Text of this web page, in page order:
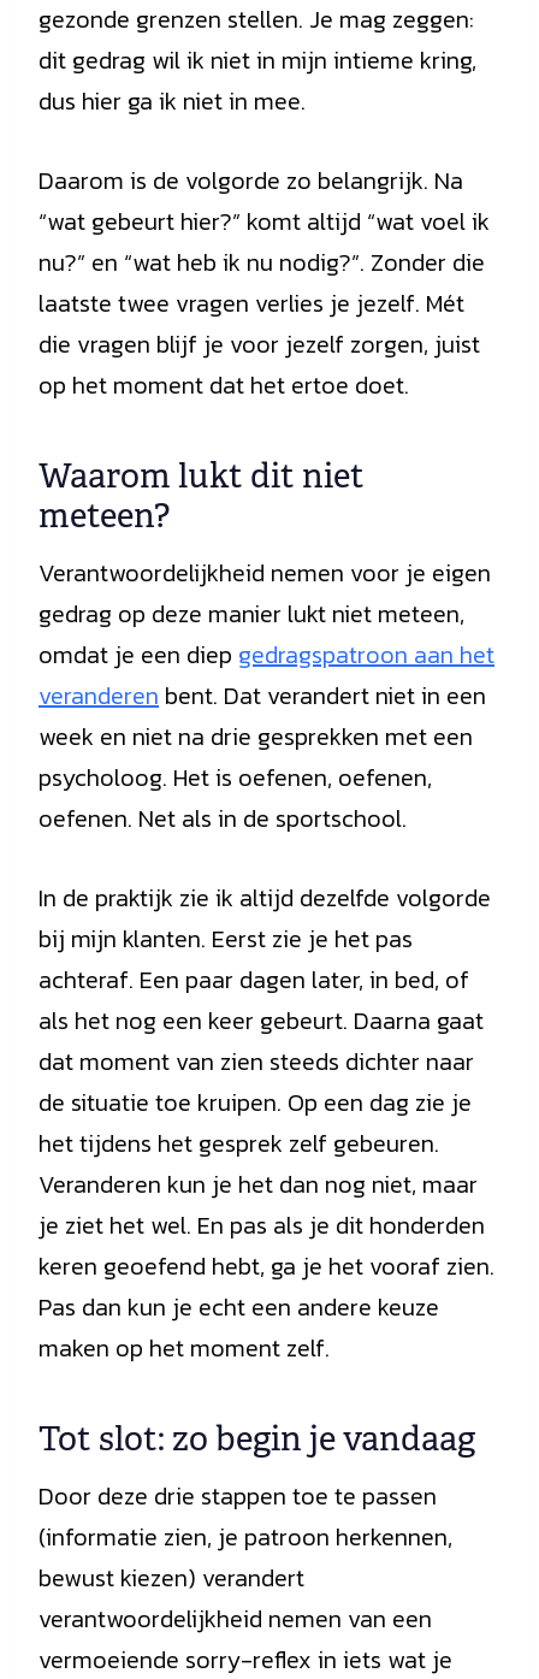
gezonde grenzen stellen. Je mag zeggen:
dit gedrag wil ik niet in mijn intieme kring,
dus hier ga ik niet in mee.
Daarom is de volgorde zo belangrijk. Na
“wat gebeurt hier?” komt altijd “wat voel ik
nu?” en “wat heb ik nu nodig?”. Zonder die
laatste twee vragen verlies je jezelf. Mét
die vragen blijf je voor jezelf zorgen, juist
op het moment dat het ertoe doet.
Waarom lukt dit niet
meteen?
Verantwoordelijkheid nemen voor je eigen
gedrag op deze manier lukt niet meteen,
omdat je een diep gedragspatroon aan het
veranderen bent. Dat verandert niet in een
week en niet na drie gesprekken met een
psycholoog. Het is oefenen, oefenen,
oefenen. Net als in de sportschool.
In de praktijk zie ik altijd dezelfde volgorde
bij mijn klanten. Eerst zie je het pas
achteraf. Een paar dagen later, in bed, of
als het nog een keer gebeurt. Daarna gaat
dat moment van zien steeds dichter naar
de situatie toe kruipen. Op een dag zie je
het tijdens het gesprek zelf gebeuren.
Veranderen kun je het dan nog niet, maar
je ziet het wel. En pas als je dit honderden
keren geoefend hebt, ga je het vooraf zien.
Pas dan kun je echt een andere keuze
maken op het moment zelf.
Tot slot: zo begin je vandaag
Door deze drie stappen toe te passen
(informatie zien, je patroon herkennen,
bewust kiezen) verandert
verantwoordelijkheid nemen van een
vermoeiende sorry-reflex in iets wat je